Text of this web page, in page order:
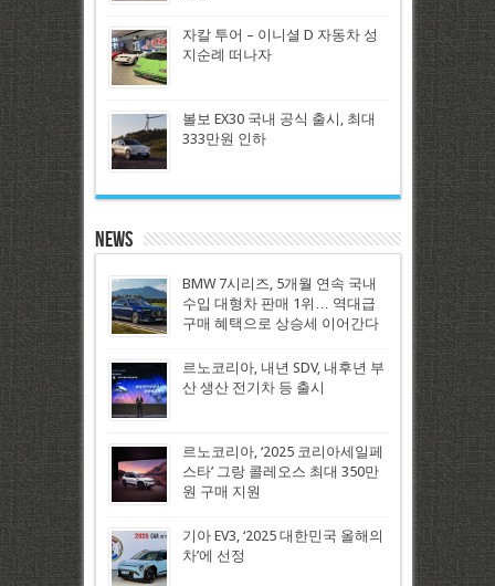
자칼 투어 – 이니셜 D 자동차 성
지순례 떠나자
볼보 EX30 국내 공식 출시, 최대
333만원 인하
News
BMW 7시리즈, 5개월 연속 국내
수입 대형차 판매 1위… 역대급
구매 혜택으로 상승세 이어간다
르노코리아, 내년 SDV, 내후년 부
산 생산 전기차 등 출시
르노코리아, ‘2025 코리아세일페
스타’ 그랑 콜레오스 최대 350만
원 구매 지원
기아 EV3, ‘2025 대한민국 올해의
차’에 선정